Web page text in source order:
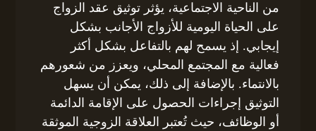
من الناحية الاجتماعية، يؤثر توثيق عقد الزواج
على الحياة اليومية للأزواج الأجانب بشكل
إيجابي. إذ يسمح لهم بالتفاعل بشكل أكثر
فعالية مع المجتمع المحلي، ويعزز من شعورهم
بالانتماء. بالإضافة إلى ذلك، يمكن أن يسهل
التوثيق إجراءات الحصول على الإقامة الدائمة
أو الوظائف، حيث تُعتبر العلاقة الزوجية الموثقة